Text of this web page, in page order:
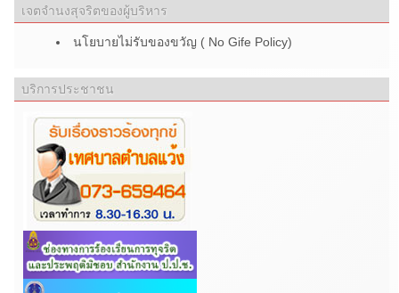
เจตจำนงสุจริตของผู้บริหาร
นโยบายไม่รับของขวัญ ( No Gife Policy)
บริการประชาชน